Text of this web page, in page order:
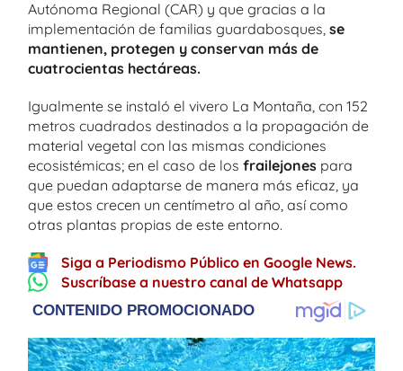
Autónoma Regional (CAR) y que gracias a la
implementación de familias guardabosques, se
mantienen, protegen y conservan más de
cuatrocientas hectáreas.
Igualmente se instaló el vivero La Montaña, con 152
metros cuadrados destinados a la propagación de
material vegetal con las mismas condiciones
ecosistémicas; en el caso de los frailejones para
que puedan adaptarse de manera más eficaz, ya
que estos crecen un centímetro al año, así como
otras plantas propias de este entorno.
Siga a Periodismo Público en Google News.
Suscríbase a nuestro canal de Whatsapp